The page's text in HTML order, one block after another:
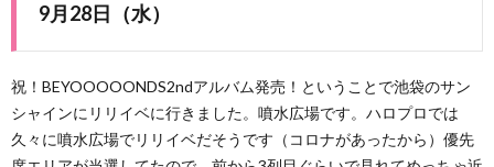
9月28日（水）
祝！BEYOOOOONDS2ndアルバム発売！ということで池袋のサン
シャインにリリイベに行きました。噴水広場です。ハロプロでは
久々に噴水広場でリリイベだそうです（コロナがあったから）優先